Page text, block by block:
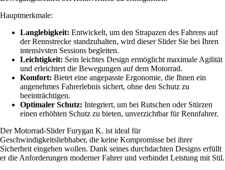
Hauptmerkmale:
Langlebigkeit: Entwickelt, um den Strapazen des Fahrens auf
der Rennstrecke standzuhalten, wird dieser Slider Sie bei Ihren
intensivsten Sessions begleiten.
Leichtigkeit: Sein leichtes Design ermöglicht maximale Agilität
und erleichtert die Bewegungen auf dem Motorrad.
Komfort: Bietet eine angepasste Ergonomie, die Ihnen ein
angenehmes Fahrerlebnis sichert, ohne den Schutz zu
beeinträchtigen.
Optimaler Schutz: Integriert, um bei Rutschen oder Stürzen
einen erhöhten Schutz zu bieten, unverzichtbar für Rennfahrer.
Der Motorrad-Slider Furygan K. ist ideal für
Geschwindigkeitsliebhaber, die keine Kompromisse bei ihrer
Sicherheit eingehen wollen. Dank seines durchdachten Designs erfüllt
er die Anforderungen moderner Fahrer und verbindet Leistung mit Stil.